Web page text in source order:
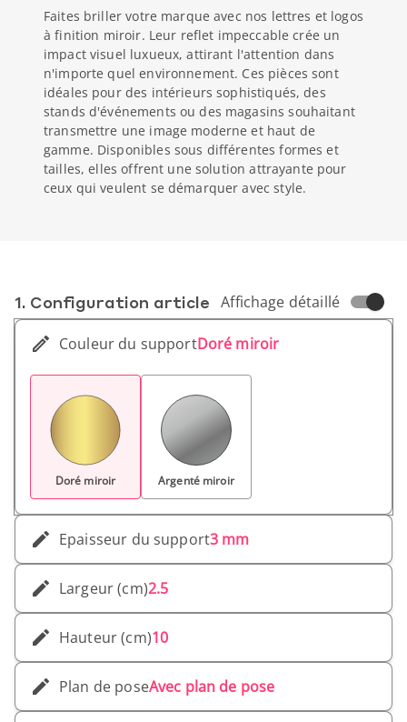
Faites briller votre marque avec nos lettres et logos
à finition miroir. Leur reflet impeccable crée un
impact visuel luxueux, attirant l'attention dans
n'importe quel environnement. Ces pièces sont
idéales pour des intérieurs sophistiqués, des
stands d'événements ou des magasins souhaitant
transmettre une image moderne et haut de
gamme. Disponibles sous différentes formes et
tailles, elles offrent une solution attrayante pour
ceux qui veulent se démarquer avec style.
1. Conf­iguration article Affichage détaillé
Couleur du supportDoré miroir
Doré miroir Argenté miroir
Epaisseur du support3 mm
Largeur (cm)2.5
Hauteur (cm)10
Plan de poseAvec plan de pose